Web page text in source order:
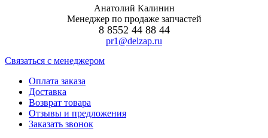
Анатолий Калинин
Менеджер по продаже запчастей
8 8552 44 88 44
pr1@delzap.ru
Cвязаться с менеджером
Оплата заказа
Доставка
Возврат товара
Отзывы и предложения
Заказать звонок